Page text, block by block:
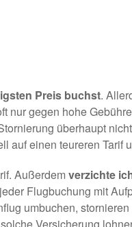
Preis buchst.
nur gegen hohe
überhaupt
auf einen teureren Tarif
Außerdemverzichte
Flugbuchung mit
umbuchen,